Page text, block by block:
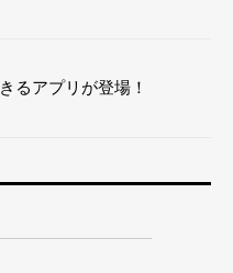
るアプリが登場！